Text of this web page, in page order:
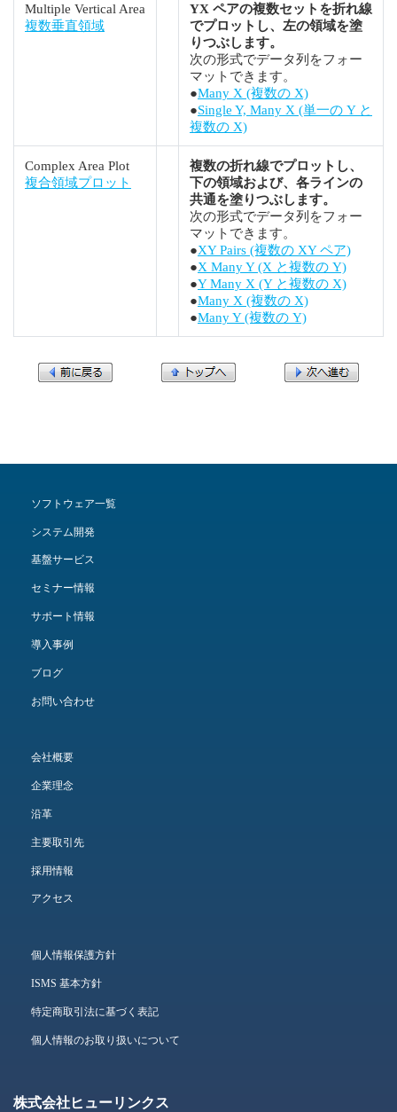
Multiple Vertical Area
複数垂直領域
YX ペアの複数セットを折れ線
でプロットし、左の領域を塗
りつぶします。
次の形式でデータ列をフォー
マットできます。
●Many X (複数の X)
●Single Y, Many X (単一の Y と
複数の X)
Complex Area Plot
複合領域プロット
複数の折れ線でプロットし、
下の領域および、各ラインの
共通を塗りつぶします。
次の形式でデータ列をフォー
マットできます。
●XY Pairs (複数の XY ペア)
●X Many Y (X と複数の Y)
●Y Many X (Y と複数の X)
●Many X (複数の X)
●Many Y (複数の Y)
ソフトウェア一覧
システム開発
基盤サービス
セミナー情報
サポート情報
導入事例
ブログ
お問い合わせ
会社概要
企業理念
沿革
主要取引先
採用情報
アクセス
個人情報保護方針
ISMS 基本方針
特定商取引法に基づく表記
個人情報のお取り扱いについて
株式会社ヒューリンクス